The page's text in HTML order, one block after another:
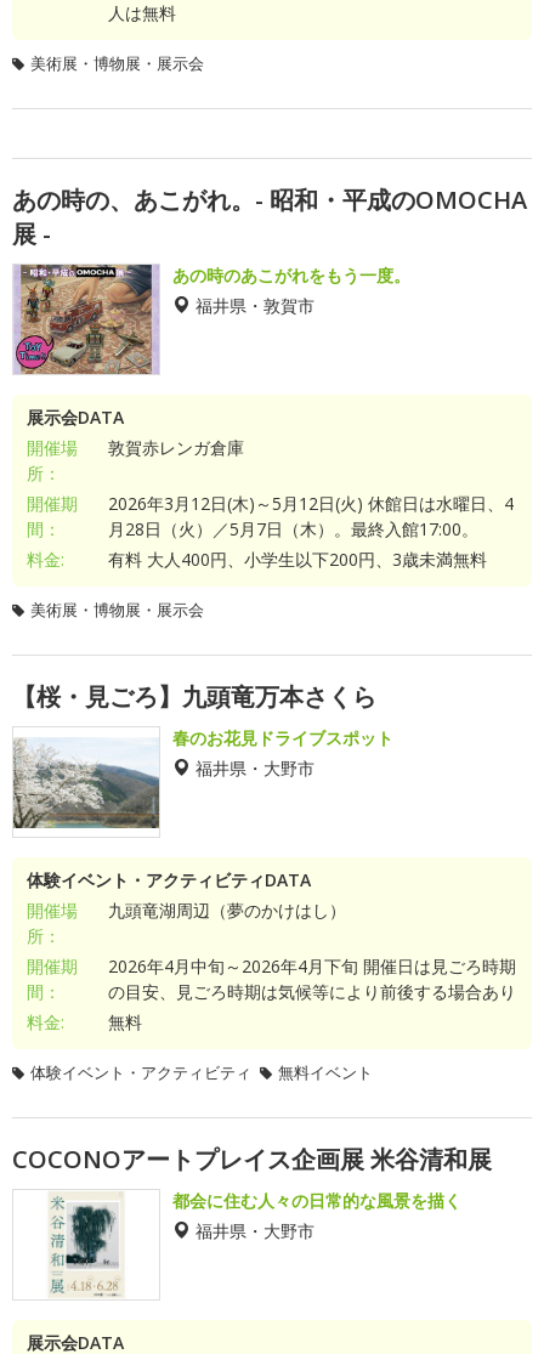
人は無料
美術展・博物展・展示会
あの時の、あこがれ。- 昭和・平成のOMOCHA
展 -
あの時のあこがれをもう一度。
福井県・敦賀市
展示会DATA
開催場
所：
敦賀赤レンガ倉庫
開催期
間：
2026年3月12日(木)～5月12日(火) 休館日は水曜日、4
月28日（火）／5月7日（木）。最終入館17:00。
料金:
有料 大人400円、小学生以下200円、3歳未満無料
美術展・博物展・展示会
【桜・見ごろ】九頭竜万本さくら
春のお花見ドライブスポット
福井県・大野市
体験イベント・アクティビティDATA
開催場
所：
九頭竜湖周辺（夢のかけはし）
開催期
間：
2026年4月中旬～2026年4月下旬 開催日は見ごろ時期
の目安、見ごろ時期は気候等により前後する場合あり
料金:
無料
体験イベント・アクティビティ 無料イベント
COCONOアートプレイス企画展 米谷清和展
都会に住む人々の日常的な風景を描く
福井県・大野市
展示会DATA